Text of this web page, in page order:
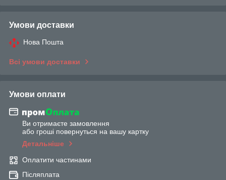
Умови доставки
Нова Пошта
Всі умови доставки
Умови оплати
Ви отримаєте замовлення
або гроші повернуться на вашу картку
Детальніше
Оплатити частинами
Післяплата